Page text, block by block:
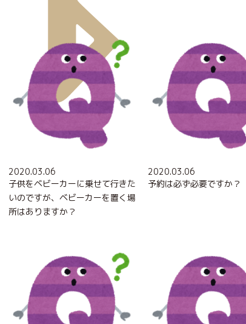
2020.03.06
子供をベビーカーに乗せて行きた
いのですが、ベビーカーを置く場
所はありますか？
2020.03.06
予約は必ず必要ですか？